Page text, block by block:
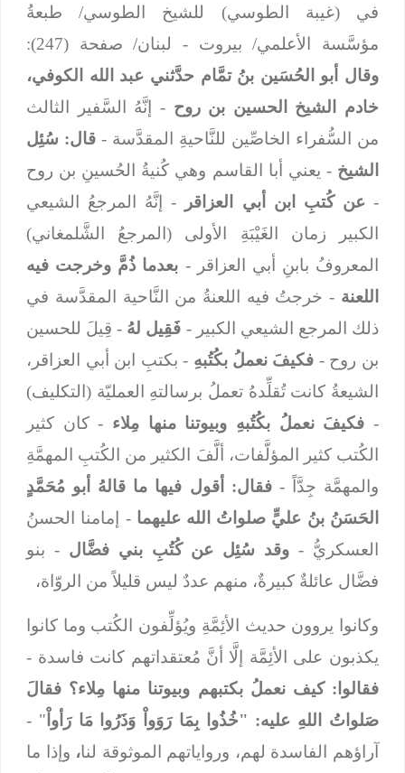
في (غيبة الطوسي) للشيخ الطوسي/ طبعةُ
مؤسَّسة الأعلمي/ بيروت - لبنان/ صفحة (247):
وقال أبو الحُسَين بنُ تمَّام حدَّثني عبد الله الكوفي،
خادم الشيخ الحسين بن روح- إنَّهُ السَّفير الثالث
من السُّفراء الخاصِّين للنَّاحيةِ المقدَّسة -قال: سُئِل
الشيخ - يعني أبا القاسم وهي كُنيةُ الحُسينِ بن روح
- عن كُتبِ ابن أبي العزاقر- إنَّهُ المرجعُ الشيعي
الكبير زمان الغَيْبَةِ الأولى (المرجعُ الشَّلمغاني)
المعروفُ بابنِ أبي العزاقر - بعدما ذُمَّ وخرجت فيه
اللعنة- خرجتُ فيه اللعنةُ من النَّاحية المقدَّسة في
ذلك المرجع الشيعي الكبير -فَقِيل لهُ- قِيلَ للحسين
بن روح -فكيفَ نعملُ بكُتُبهِ- بكتبِ ابن أبي العزاقر،
الشيعةُ كانت تُقلِّدهُ تعملُ برسالتهِ العمليّة (التكليف)
- فكيفَ نعملُ بكُتُبهِ وبيوتنا منها مِلاء- كان كثير
الكُتب كثير المؤلَّفات، ألَّفَ الكثير من الكُتبِ المهمَّةِ
والمهمَّة جِدَّاً - فقال: أقول فيها ما قالهُ أبو مُحَمَّدٍ
الحَسَنُ بنُ عليٍّ صلواتُ الله عليهما - إمامنا الحسنُ
العسكريُّ - وقد سُئِل عن كُتُبِ بني فضَّال - بنو
فضَّال عائلةٌ كبيرةٌ، منهم عددٌ ليس قليلاً من الروّاة،
وكانوا يروون حديث الأئِمَّةِ ويُؤلِّفون الكُتب وما كانوا
يكذبون على الأئِمَّة إلَّا أنَّ مُعتقداتهم كانت فاسدة -
فقالوا: كيف نعملُ بكتبهم وبيوتنا منها مِلاء؟ فقالَ
صَلواتُ اللهِ عليه: "خُذُوا بِمَا رَوَواْ وَذَرُوا مَا رَأواْ" -
آراؤهم الفاسدة لهم، ورواياتهم الموثوقة لنا، وإذا ما